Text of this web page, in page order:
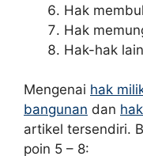
Hak
Hak
Hak-hak
Mengenai hak
bangunan dan
artikel tersendiri.
poin 5 – 8: